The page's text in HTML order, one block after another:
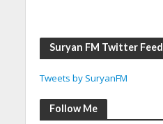
Suryan FM Twitter Feed
Tweets by SuryanFM
Follow Me